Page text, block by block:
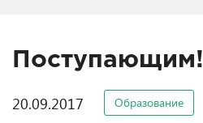
Поступающим!
20.09.2017 Образование